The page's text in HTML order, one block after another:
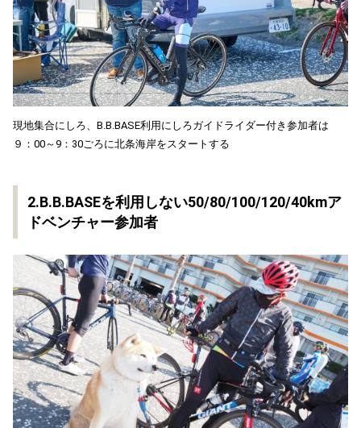
現地集合にしろ、B.B.BASE利用にしろガイドライダー付き参加者は
９：00～9：30ごろに北条海岸をスタートする
2.B.B.BASEを利用しない50/80/100/120/40kmア
ドベンチャー参加者